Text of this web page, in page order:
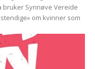
bruker Synnøve Vereide
om kvinner som